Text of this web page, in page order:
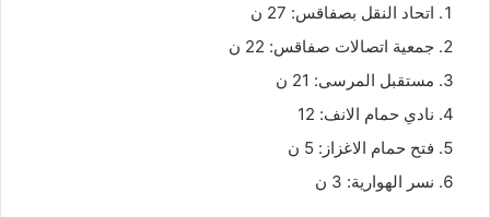
اتحاد النقل بصفاقس: 27 ن
جمعية اتصالات صفاقس: 22 ن
مستقبل المرسى: 21 ن
نادي حمام الانف: 12
فتح حمام الاغزاز: 5 ن
نسر الهوارية: 3 ن